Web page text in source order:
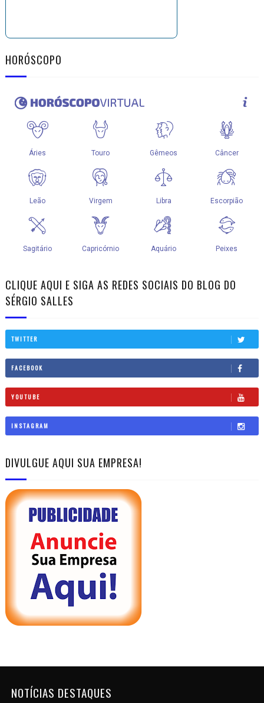
HORÓSCOPO
CLIQUE AQUI E SIGA AS REDES SOCIAIS DO BLOG DO
SÉRGIO SALLES
TWITTER
FACEBOOK
YOUTUBE
INSTAGRAM
DIVULGUE AQUI SUA EMPRESA!
NOTÍCIAS DESTAQUES